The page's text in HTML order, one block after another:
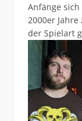
Anfänge
2000er
der Spielart